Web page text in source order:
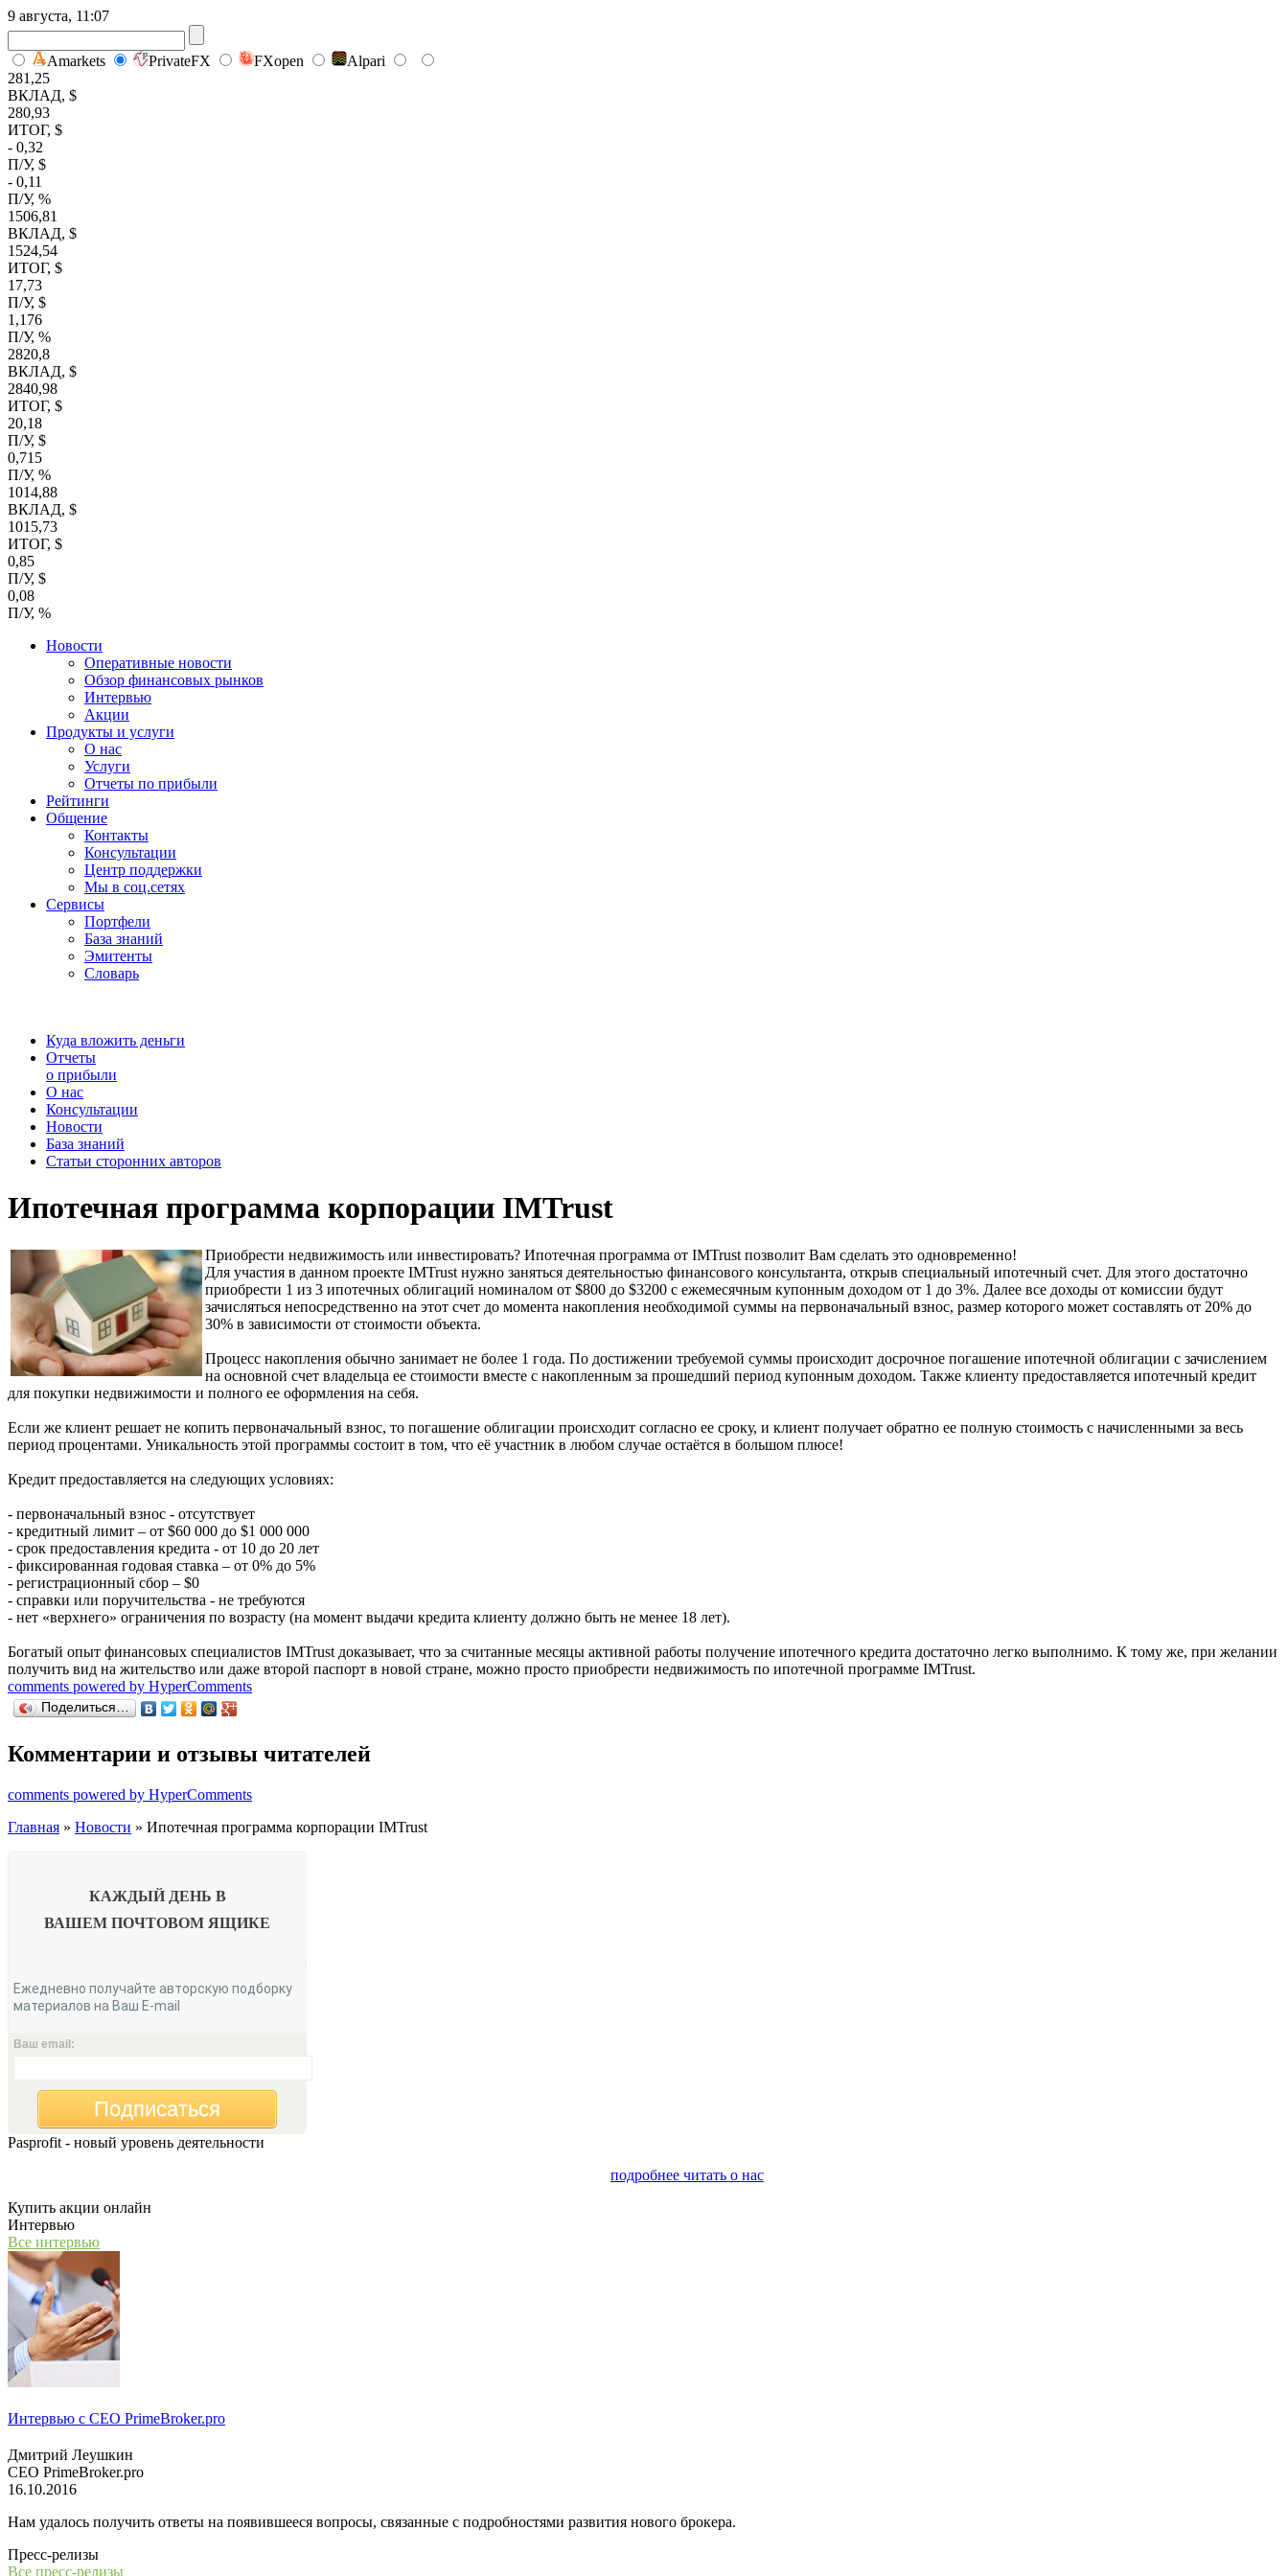
9 августа, 11:07
Amarkets PrivateFX FXopen
Alpari
281,25
ВКЛАД, $
280,93
ИТОГ, $
- 0,32
П/У, $
- 0,11
П/У, %
1506,81
ВКЛАД, $
1524,54
ИТОГ, $
17,73
П/У, $
1,176
П/У, %
2820,8
ВКЛАД, $
2840,98
ИТОГ, $
20,18
П/У, $
0,715
П/У, %
1014,88
ВКЛАД, $
1015,73
ИТОГ, $
0,85
П/У, $
0,08
П/У, %
Новости
Оперативные новости
Обзор финансовых рынков
Интервью
Акции
Продукты и услуги
О нас
Услуги
Отчеты по прибыли
Рейтинги
Общение
Контакты
Консультации
Центр поддержки
Мы в соц.сетях
Сервисы
Портфели
База знаний
Эмитенты
Словарь
Куда вложить деньги
Отчеты
о прибыли
О нас
Консультации
Новости
База знаний
Статьи сторонних авторов
Ипотечная программа корпорации IMTrust
Приобрести недвижимость или инвестировать? Ипотечная программа от IMTrust позволит Вам сделать это одновременно!
Для участия в данном проекте IMTrust нужно заняться деятельностью финансового консультанта, открыв специальный ипотечный счет. Для этого достаточно
приобрести 1 из 3 ипотечных облигаций номиналом от $800 до $3200 с ежемесячным купонным доходом от 1 до 3%. Далее все доходы от комиссии будут
зачисляться непосредственно на этот счет до момента накопления необходимой суммы на первоначальный взнос, размер которого может составлять от 20% до
30% в зависимости от стоимости объекта.
Процесс накопления обычно занимает не более 1 года. По достижении требуемой суммы происходит досрочное погашение ипотечной облигации с зачислением
на основной счет владельца ее стоимости вместе с накопленным за прошедший период купонным доходом. Также клиенту предоставляется ипотечный кредит
для покупки недвижимости и полного ее оформления на себя.
Если же клиент решает не копить первоначальный взнос, то погашение облигации происходит согласно ее сроку, и клиент получает обратно ее полную стоимость с начисленными за весь
период процентами. Уникальность этой программы состоит в том, что её участник в любом случае остаётся в большом плюсе!
Кредит предоставляется на следующих условиях:
- первоначальный взнос - отсутствует
- кредитный лимит – от $60 000 до $1 000 000
- срок предоставления кредита - от 10 до 20 лет
- фиксированная годовая ставка – от 0% до 5%
- регистрационный сбор – $0
- справки или поручительства - не требуются
- нет «верхнего» ограничения по возрасту (на момент выдачи кредита клиенту должно быть не менее 18 лет).
Богатый опыт финансовых специалистов IMTrust доказывает, что за считанные месяцы активной работы получение ипотечного кредита достаточно легко выполнимо. К тому же, при желании
получить вид на жительство или даже второй паспорт в новой стране, можно просто приобрести недвижимость по ипотечной программе IMTrust.
comments powered by HyperComments
Поделиться…
Комментарии и отзывы читателей
comments powered by HyperComments
Главная » Новости » Ипотечная программа корпорации IMTrust
КАЖДЫЙ ДЕНЬ В
ВАШЕМ ПОЧТОВОМ ЯЩИКЕ
Ежедневно получайте авторскую подборку
материалов на Ваш E-mail
Ваш email:
Подписаться
Pasprofit - новый уровень деятельности
подробнее читать о нас
Купить акции онлайн
Интервью
Все интервью
Интервью с СЕО PrimeBroker.pro
Дмитрий Леушкин
СЕО PrimeBroker.pro
16.10.2016
Нам удалось получить ответы на появившееся вопросы, связанные с подробностями развития нового брокера.
Пресс-релизы
Все пресс-релизы